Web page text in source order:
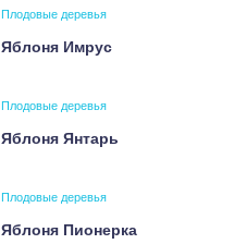
Плодовые деревья
Яблоня Имрус
Плодовые деревья
Яблоня Янтарь
Плодовые деревья
Яблоня Пионерка